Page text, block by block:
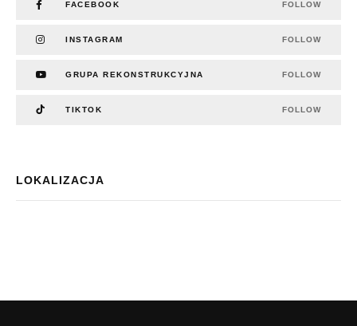
FACEBOOK FOLLOW
INSTAGRAM FOLLOW
GRUPA REKONSTRUKCYJNA FOLLOW
TIKTOK FOLLOW
LOKALIZACJA